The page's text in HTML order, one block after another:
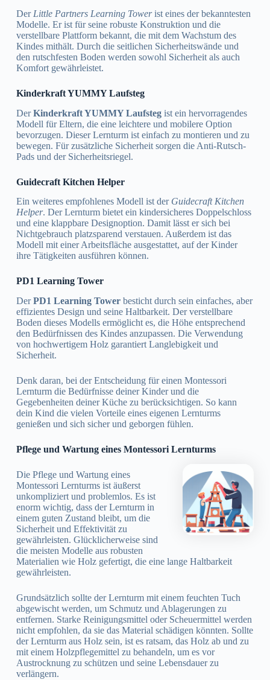
Der Little Partners Learning Towerist eines der bekanntesten
Modelle. Er ist für seine robuste Konstruktion und die
verstellbare Plattform bekannt, die mit dem Wachstum des
Kindes mithält. Durch die seitlichen Sicherheitswände und
den rutschfesten Boden werden sowohl Sicherheit als auch
Komfort gewährleistet.
Kinderkraft YUMMY Laufsteg
DerKinderkraft YUMMY Laufstegist ein hervorragendes
Modell für Eltern, die eine leichtere und mobilere Option
bevorzugen. Dieser Lernturm ist einfach zu montieren und zu
bewegen. Für zusätzliche Sicherheit sorgen die Anti-Rutsch-
Pads und der Sicherheitsriegel.
Guidecraft Kitchen Helper
Ein weiteres empfohlenes Modell ist der Guidecraft Kitchen
Helper. Der Lernturm bietet ein kindersicheres Doppelschloss
und eine klappbare Designoption. Damit lässt er sich bei
Nichtgebrauch platzsparend verstauen. Außerdem ist das
Modell mit einer Arbeitsfläche ausgestattet, auf der Kinder
ihre Tätigkeiten ausführen können.
PD1 Learning Tower
DerPD1 Learning Towerbesticht durch sein einfaches, aber
effizientes Design und seine Haltbarkeit. Der verstellbare
Boden dieses Modells ermöglicht es, die Höhe entsprechend
den Bedürfnissen des Kindes anzupassen. Die Verwendung
von hochwertigem Holz garantiert Langlebigkeit und
Sicherheit.
Denk daran, bei der Entscheidung für einen Montessori
Lernturm die Bedürfnisse deiner Kinder und die
Gegebenheiten deiner Küche zu berücksichtigen. So kann
dein Kind die vielen Vorteile eines eigenen Lernturms
genießen und sich sicher und geborgen fühlen.
Pflege und Wartung eines Montessori Lernturms
Die Pflege und Wartung eines
Montessori Lernturms ist äußerst
unkompliziert und problemlos. Es ist
enorm wichtig, dass der Lernturm in
einem guten Zustand bleibt, um die
Sicherheit und Effektivität zu
gewährleisten. Glücklicherweise sind
die meisten Modelle aus robusten
Materialien wie Holz gefertigt, die eine lange Haltbarkeit
gewährleisten.
Grundsätzlich sollte der Lernturm mit einem feuchten Tuch
abgewischt werden, um Schmutz und Ablagerungen zu
entfernen. Starke Reinigungsmittel oder Scheuermittel werden
nicht empfohlen, da sie das Material schädigen könnten. Sollte
der Lernturm aus Holz sein, ist es ratsam, das Holz ab und zu
mit einem Holzpflegemittel zu behandeln, um es vor
Austrocknung zu schützen und seine Lebensdauer zu
verlängern.